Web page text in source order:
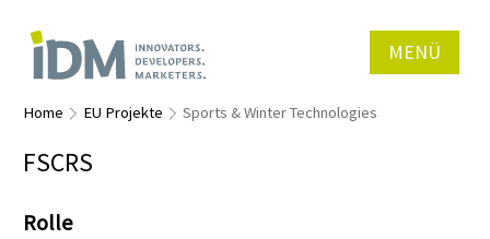
MENÜ
Home EU Projekte Sports & Winter Technologies
FSCRS
Rolle